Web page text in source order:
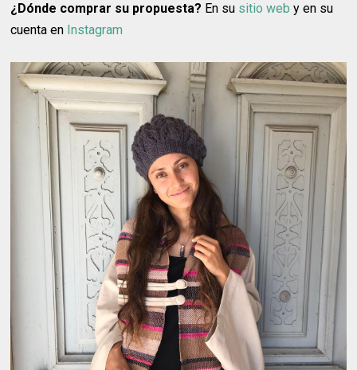
¿Dónde comprar su propuesta? En su sitio web y en su
cuenta en Instagram